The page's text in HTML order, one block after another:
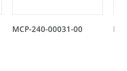
MCP-240-00031-00